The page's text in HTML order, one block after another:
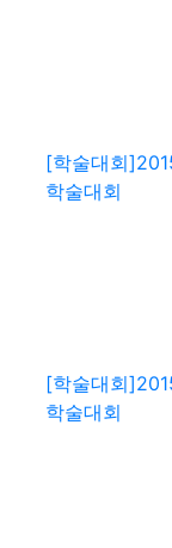
[학술대회]
학술대회
[학술대회]
학술대회